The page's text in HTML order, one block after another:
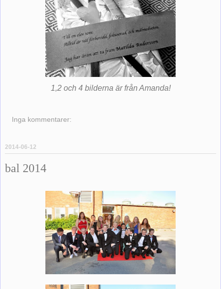
1,2 och 4 bilderna är från Amanda!
Inga kommentarer:
2014-06-12
bal 2014